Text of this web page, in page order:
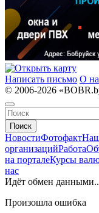
Написать письмо О
© 2006-2026
Поиск
НовостиФотофакт
организацийРабота
на порталеКурсы
нас
Идёт обмен
Произошла ошибка